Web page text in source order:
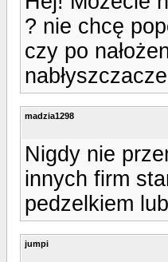
? nie chcę
czy po
madzia1298
Nigdy nie
innych firm
pedzelkiem
jumpi